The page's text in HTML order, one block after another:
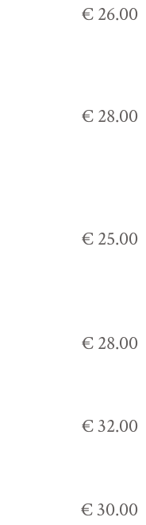
€ 26.00
€ 28.00
€ 25.00
€ 28.00
€ 32.00
€ 30.00